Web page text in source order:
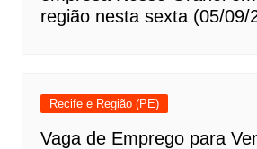
região nesta sexta (05/09/
Recife e Região (PE)
Vaga de Emprego para